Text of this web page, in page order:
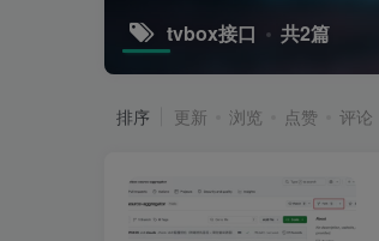
tvbox接口 共2篇
排序 更新 浏览 点赞 评论